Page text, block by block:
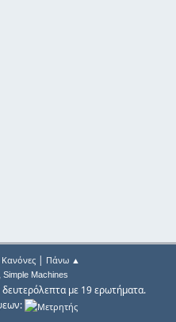
| Πάνω ▲
, Simple Machines
με 19 ερωτήματα.